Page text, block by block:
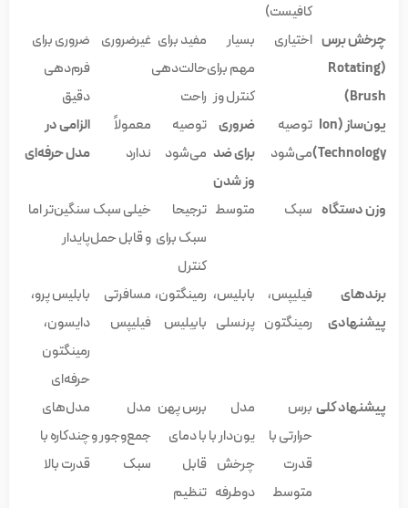
کافیست)
چرخش برس
(Rotating
Brush)
اختیاری
بسیار
مهم برای
کنترل وز
مفید برای
حالت‌دهی
راحت
غیرضروری ضروری برای
فرم‌دهی
دقیق
یون‌ساز (Ion
Technology)
توصیه
می‌شود
ضروری
برای ضد
وز شدن
توصیه
می‌شود
معمولاً
ندارد
الزامی در
مدل حرفه‌ای
وزن دستگاه سبک متوسط ترجیحا
سبک برای
کنترل
خیلی سبک
و قابل حمل
سنگین‌تر اما
پایدار
برندهای
پیشنهادی
فیلیپس،
رمینگتون
بابلیس،
پرنسلی
رمینگتون،
بابیلیس
مسافرتی
فیلیپس
بابلیس پرو،
دایسون،
رمینگتون
حرفه‌ای
پیشنهاد کلی برس
حرارتی با
قدرت
متوسط
مدل
یون‌دار با
چرخش
دوطرفه
برس پهن
با دمای
قابل
تنظیم
مدل
جمع‌وجور و
سبک
مدل‌های
چندکاره با
قدرت بالا